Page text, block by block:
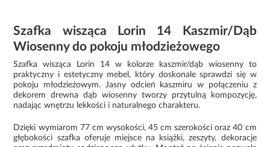
Szafka wisząca Lorin 14 Kaszmir/Dąb
Wiosenny do pokoju młodzieżowego
Szafka wisząca Lorin 14 w kolorze kaszmir/dąb wiosenny to
praktyczny i estetyczny mebel, który doskonale sprawdzi się w
pokoju młodzieżowym. Jasny odcień kaszmiru w połączeniu z
dekorem drewna dąb wiosenny tworzy przytulną kompozycję,
nadając wnętrzu lekkości i naturalnego charakteru.
Dzięki wymiarom 77 cm wysokości, 45 cm szerokości oraz 40 cm
głębokości szafka oferuje miejsce na książki, zeszyty, dekoracje